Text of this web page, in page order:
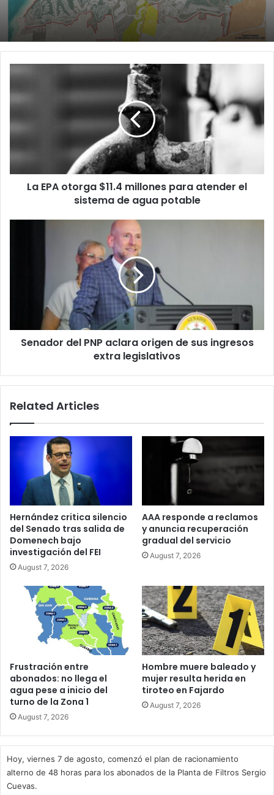
otorga
millones
para
sistema
La EPA otorga $11.4 millones para atender el
sistema de agua potable
extra
legislativos
Senador del PNP aclara origen de sus ingresos
extra legislativos
Related Articles
Hernández critica silencio
del Senado tras salida de
Domenech bajo
investigación del FEI
August 7, 2026
AAA responde a reclamos
y anuncia recuperación
gradual del servicio
August 7, 2026
Frustración entre
abonados: no llega el
agua pese a inicio del
turno de la Zona 1
August 7, 2026
Hombre muere baleado y
mujer resulta herida en
tiroteo en Fajardo
August 7, 2026
Hoy, viernes 7 de agosto, comenzó el plan de racionamiento
alterno de 48 horas para los abonados de la Planta de Filtros Sergio
Cuevas.